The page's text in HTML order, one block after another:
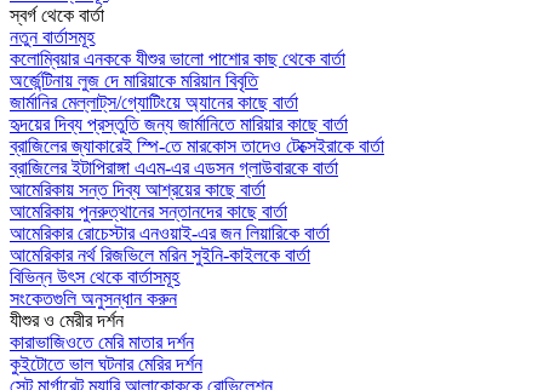
স্বর্গ থেকে বার্তা
নতুন বার্তাসমূহ
কলোম্বিয়ার এনককে যীশুর ভালো পাশোর কাছ থেকে বার্তা
অর্জেন্টিনায় লুজ দে মারিয়াকে মরিয়ান বিবৃতি
জার্মানির মেল্লাট্‌স/গ্যোটিংয়ে অ্যানের কাছে বার্তা
হৃদয়ের দিব্য প্রস্তুতি জন্য জার্মানিতে মারিয়ার কাছে বার্তা
ব্রাজিলের জ্যাকারেই স্পি-তে মারকোস তাদেও টেক্সেইরাকে বার্তা
ব্রাজিলের ইটাপিরাঙ্গা এএম-এর এডসন গ্লাউবারকে বার্তা
আমেরিকায় সন্ত দিব্য আশ্রয়ের কাছে বার্তা
আমেরিকায় পুনরুত্থানের সন্তানদের কাছে বার্তা
আমেরিকার রোচেস্টার এনওয়াই-এর জন লিয়ারিকে বার্তা
আমেরিকার নর্থ রিজভিলে মরিন সুইনি-কাইলকে বার্তা
বিভিন্ন উৎস থেকে বার্তাসমূহ
সংকেতগুলি অনুসন্ধান করুন
যীশুর ও মেরীর দর্শন
কারাভাজিওতে মেরি মাতার দর্শন
কুইটোতে ভাল ঘটনার মেরির দর্শন
সেন্ট মার্গারেট ম্যারি আলাকোককে রোভিলেশন